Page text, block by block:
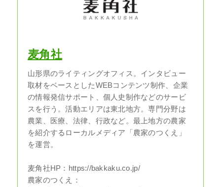
麦角社
山形県のライティングオフィス。インタビュー
取材をベースとしたWEBコンテンツ制作、企業
の情報発信サポート、個人史制作などのサービ
スを行う。活動エリアは東北地方。専門分野は
農業、医療、法律、行政など。最上地方の農家
を紹介するローカルメディア「農家のつくえ」
を運営。
麦角社HP：https://bakkaku.co.jp/
農家のつくえ：